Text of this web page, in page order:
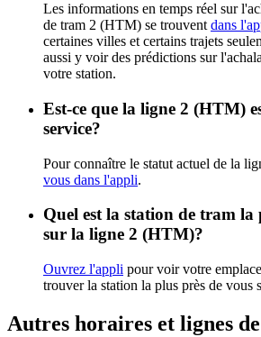
Les informations en temps réel sur
de tram 2 (HTM) se trouvent dans
certaines villes et certains trajets
aussi y voir des prédictions sur
votre station.
Est-ce que la ligne 2 (HTM)
service?
Pour connaître le statut actuel de la
vous dans l'appli.
Quel est la station de tram la
sur la ligne 2 (HTM)?
Ouvrez l'appli pour voir votre
trouver la station la plus près de vous
Autres horaires et lignes